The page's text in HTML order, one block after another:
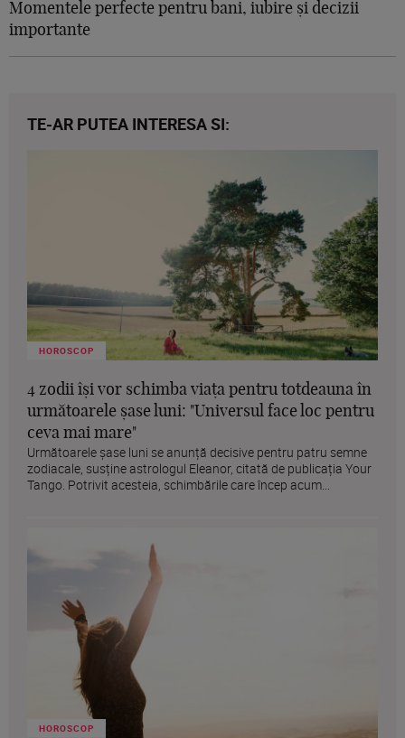
Momentele perfecte pentru bani, iubire și decizii
importante
TE-AR PUTEA INTERESA SI:
HOROSCOP
4 zodii își vor schimba viața pentru totdeauna în
următoarele șase luni: "Universul face loc pentru
ceva mai mare"
Următoarele șase luni se anunță decisive pentru patru semne
zodiacale, susține astrologul Eleanor, citată de publicația Your
Tango. Potrivit acesteia, schimbările care încep acum...
HOROSCOP